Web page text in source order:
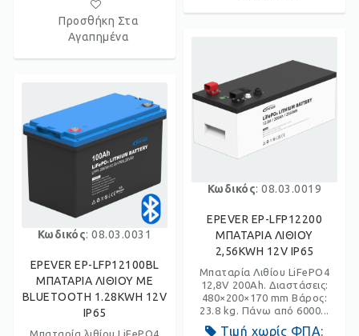
Προσθήκη Στα
Αγαπημένα
Κωδικός: 08.03.0031
EPEVER EP-LFP12100BL
ΜΠΑΤΑΡΙΑ ΛΙΘΙΟΥ ΜΕ
BLUETOOTH 1.28KWH 12V
IP65
Μπαταρία λιθίου LiFePO4
Κωδικός: 08.03.0019
EPEVER EP-LFP12200
ΜΠΑΤΑΡΙΑ ΛΙΘΙΟΥ
2,56KWH 12V IP65
Μπαταρία Λιθίου LiFePO4
12,8V 200Ah. Διαστάσεις:
480×200×170 mm Βάρος:
23.8 kg. Πάνω από 6000...
Τιμή χωρίς ΦΠΑ: